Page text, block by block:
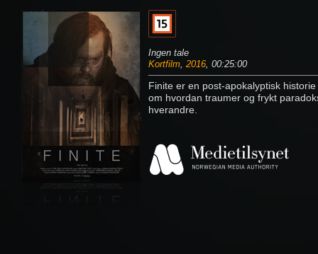
Ingen tale
Kortfilm, 2016, 00:25:00
Finite er en post-apokalyptisk
om hvordan traumer og frykt
hverandre.